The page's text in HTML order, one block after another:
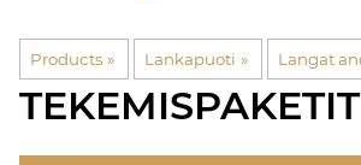
Products ‪» Lankapuoti ‪» Langat
TEKEMISPAKETIT